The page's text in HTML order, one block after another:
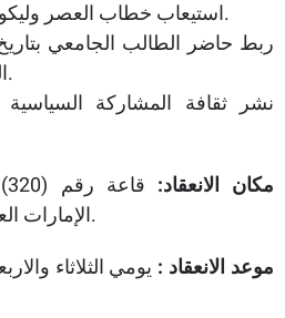
استيعاب خطاب العصر وليكون نواة فاعلة في المجتمع.
ربط حاضر الطالب الجامعي
الجمع بين الأصالة والحداثة.
نشر ثقافة المشاركة
مكان الانعقاد:
الإمارات العربية المتحدة- مدينة العين.
موعد الانعقاد :